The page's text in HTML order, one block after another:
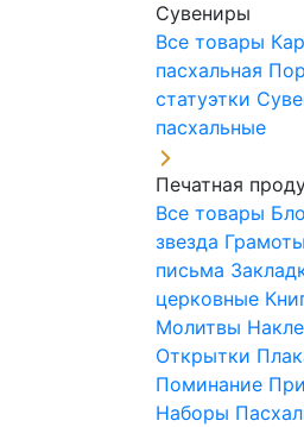
Сувениры
Все товары
пасхальная
статуэтки
пасхальные
Печатная
Все товары
звезда
письма
церковные
Молитвы
Открытки
Поминание
Наборы